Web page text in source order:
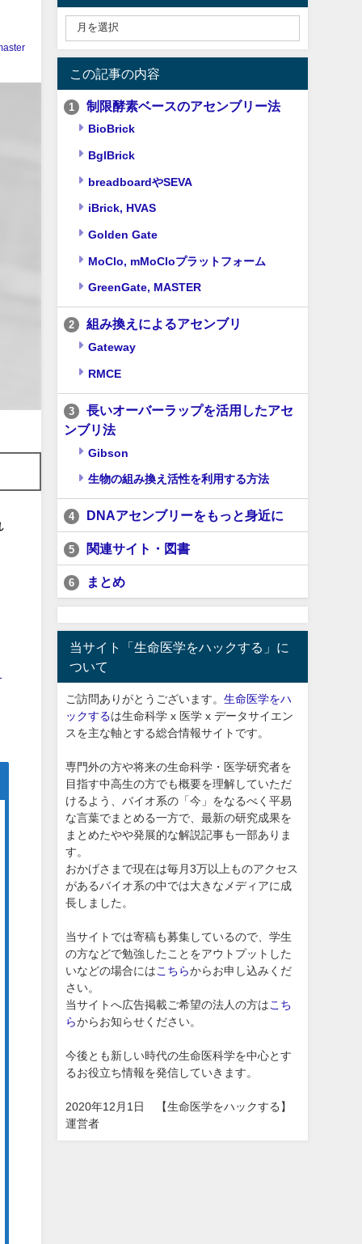
この記事の内容
1 制限酵素ベースのアセンブリー法
BioBrick
BglBrick
breadboardやSEVA
iBrick, HVAS
Golden Gate
MoClo, mMoCloプラットフォーム
GreenGate, MASTER
2 組み換えによるアセンブリ
Gateway
RMCE
3
長いオーバーラップを活用したアセ
ンブリ法
Gibson
生物の組み換え活性を利用する方法
4 DNAアセンブリーをもっと身近に
5 関連サイト・図書
6 まとめ
当サイト「生命医学をハックする」に
ついて
ご訪問ありがとうございます。 生命医学をハ
ックするは生命科学 x 医学 x データサイエン
スを主な軸とする総合情報サイトです。
専門外の方や将来の生命科学・医学研究者を
目指す中高生の方でも概要を理解していただ
けるよう、バイオ系の「今」をなるべく平易
な言葉でまとめる一方で、最新の研究成果を
まとめたやや発展的な解説記事も一部ありま
す。
おかげさまで現在は毎月3万以上ものアクセス
があるバイオ系の中では大きなメディアに成
長しました。
当サイトでは寄稿も募集しているので、学生
の方などで勉強したことをアウトプットした
いなどの場合には こちらからお申し込みくだ
さい。
当サイトへ広告掲載ご希望の法人の方は こち
らからお知らせください。
今後とも新しい時代の生命医科学を中心とす
るお役立ち情報を発信していきます。
2020年12月1日 【生命医学をハックする】
運営者